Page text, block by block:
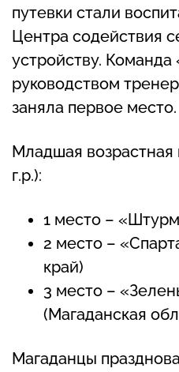
путевки стали
Центра содействия
устройству.
руководством
заняла первое место.
Младшая возрастная
г.р.):
1 место –
2 место –
край)
3 место –
(Магаданская
Магаданцы